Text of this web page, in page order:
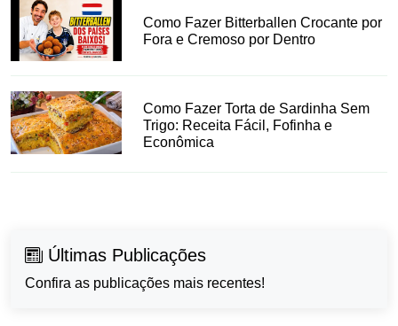
Como Fazer Bitterballen Crocante por
Fora e Cremoso por Dentro
Como Fazer Torta de Sardinha Sem
Trigo: Receita Fácil, Fofinha e
Econômica
Últimas Publicações
Confira as publicações mais recentes!